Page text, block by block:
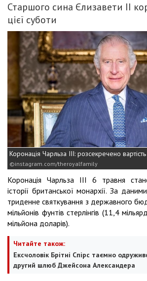
Старшого сина Єлизавети II
цієї суботи
Коронація Чарльза III: розсекречено
instagram.com/theroyalfamily
Коронація Чарльза III 6 травня
історії британської монархії. За
триденне святкування з державного
мільйонів фунтів стерлінгів (11,4
мільйона доларів).
Читайте також:
Ексчоловік Брітні Спірс таємно
другий шлюб Джейсона Александера